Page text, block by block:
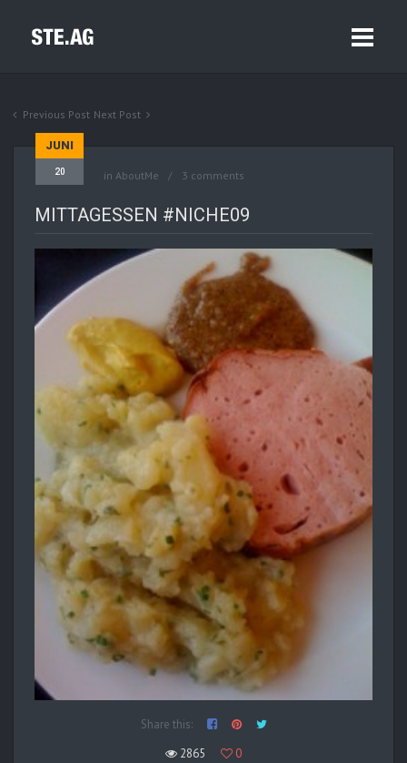
Previous Post Next Post
JUNI
20 in AboutMe 3 comments
MITTAGESSEN #NICHE09
Share this:
2865
0